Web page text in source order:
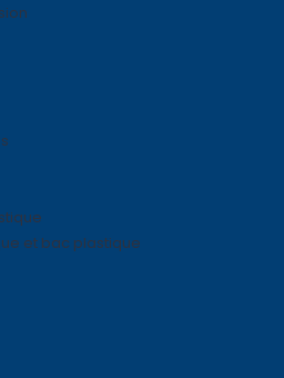
et bac plastique